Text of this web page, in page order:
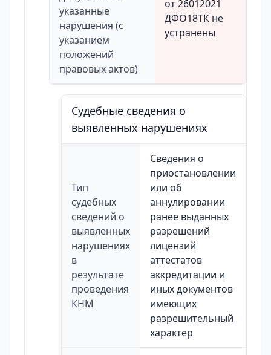
указанные
нарушения (с
указанием
положений
правовых актов)
от 26012021
ДФО18ТК не
устранены
Судебные сведения о
выявленных нарушениях
Тип
судебных
сведений о
выявленных
нарушениях
в
результате
проведения
КНМ
Сведения о
приостановлении
или об
аннулировании
ранее выданных
разрешений
лицензий
аттестатов
аккредитации и
иных документов
имеющих
разрешительный
характер